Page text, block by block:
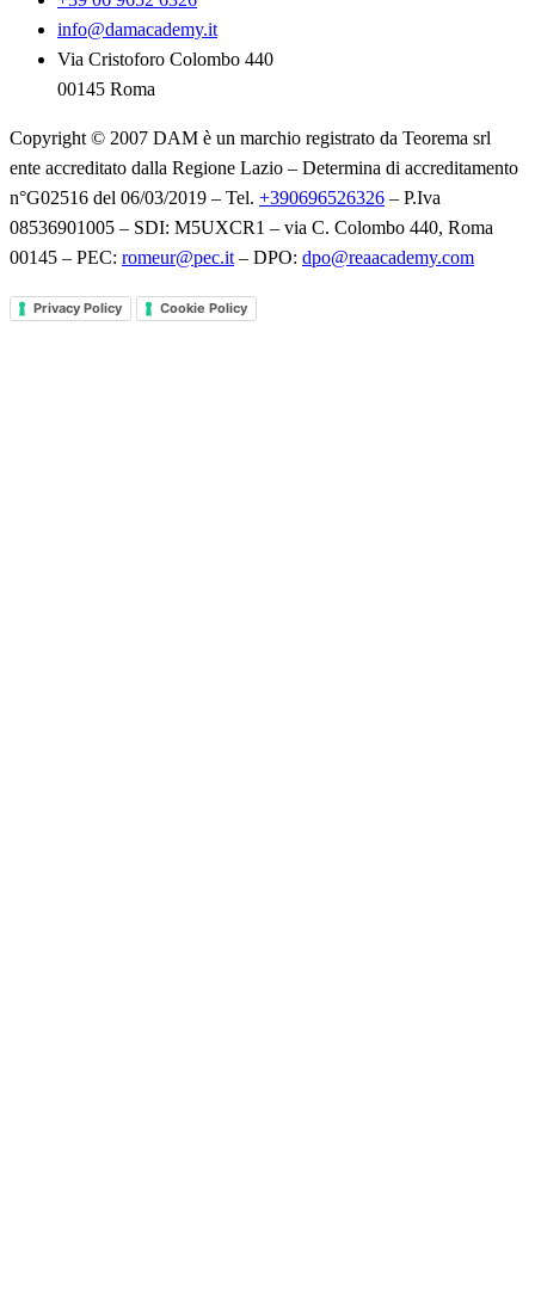
info@damacademy.it
Via Cristoforo Colombo 440
00145 Roma
Copyright © 2007 DAM è un marchio registrato da Teorema srl
ente accreditato dalla Regione Lazio – Determina di accreditamento
n°G02516 del 06/03/2019 – Tel. +390696526326 – P.Iva
08536901005 – SDI: M5UXCR1 – via C. Colombo 440, Roma
00145 – PEC: romeur@pec.it – DPO: dpo@reaacademy.com
Privacy Policy Cookie Policy